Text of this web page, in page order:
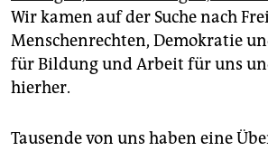
Wir kamen auf der Suche nach
Menschenrechten, Demokratie
für Bildung und Arbeit für uns
hierher.
Tausende von uns haben eine